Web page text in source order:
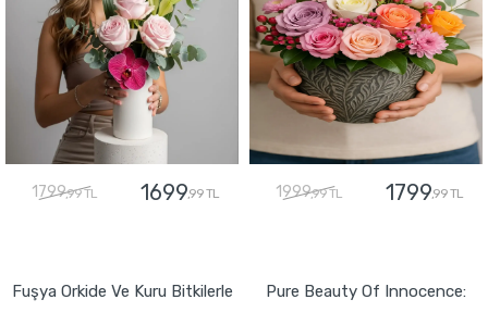
1799,99 TL 1699,99 TL 1999,99 TL 1799,99 TL
Fuşya Orkide Ve Kuru Bitkilerle
Pure Beauty Of Innocence: